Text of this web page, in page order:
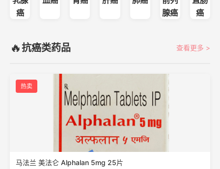
癌
腺癌
癌
🔥抗癌类药品 查看更多 >
热卖
马法兰 美法仑 Alphalan 5mg 25片